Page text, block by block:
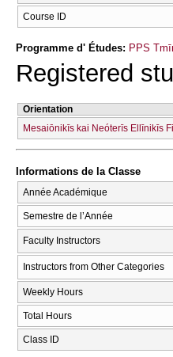
Course ID
Programme d' Études: PPS
Registered
Orientation
Mesaiōnikīs kai Neóterīs Ellīnikīs
Informations de la Classe
Année Académique
Semestre de l’Année
Faculty Instructors
Instructors from Other Categories
Weekly Hours
Total Hours
Class ID